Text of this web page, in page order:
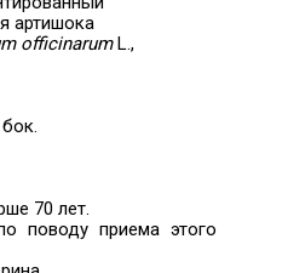
артишока
officinarumL.,
70 лет.
поводу приема этого